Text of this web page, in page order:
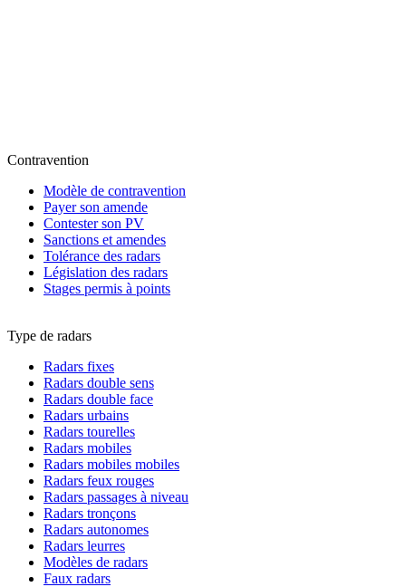
Contravention
Modèle de contravention
Payer son amende
Contester son PV
Sanctions et amendes
Tolérance des radars
Législation des radars
Stages permis à points
Type de radars
Radars fixes
Radars double sens
Radars double face
Radars urbains
Radars tourelles
Radars mobiles
Radars mobiles mobiles
Radars feux rouges
Radars passages à niveau
Radars tronçons
Radars autonomes
Radars leurres
Modèles de radars
Faux radars